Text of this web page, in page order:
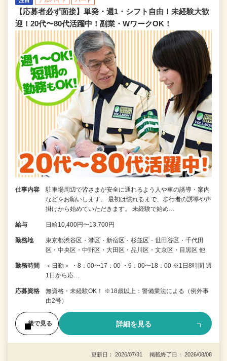
【応募者必ず面接】単発・週1・シフト自由！未経験大歓
迎！20代〜80代活躍中！副業・WワークOK！
仕事内容
駐車場周辺で皆さまが安全に通れるよう人や車の誘導・案内
などをお願いします。 最初は慣れるまで、歩行者の誘導や声
掛けから始めていただきます。 未経験で始め…
給与 日給10,400円〜13,700円
勤務地
東京都渋谷区・港区・新宿区・杉並区・世田谷区・千代田
区・中央区・中野区・大田区・品川区・文京区・目黒区 他
勤務時間
＜日勤＞ ・8：00〜17：00 ・9：00〜18：00 ※1日8時間 週
1日から応…
応募資格
無資格・未経験OK！ ※18歳以上：警備業法による（例外事
由2号）
後で見る 詳細を見る
更新日： 2026/07/31 掲載終了日： 2026/08/08